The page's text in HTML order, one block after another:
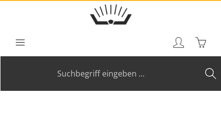
Zum Hauptinhalt springen